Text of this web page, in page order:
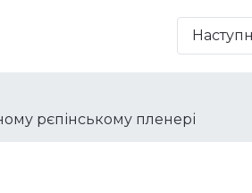
рєпінському пленері